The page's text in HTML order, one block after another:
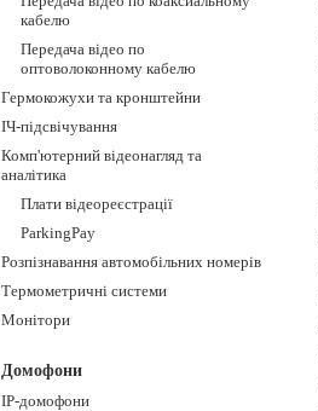
кабелю
Передача відео по
оптоволоконному кабелю
Гермокожухи та кронштейни
ІЧ-підсвічування
Комп'ютерний відеонагляд та
аналітика
Плати відеореєстрації
ParkingPay
Розпізнавання автомобільних номерів
Термометричні системи
Монітори
Домофони
IP-домофони